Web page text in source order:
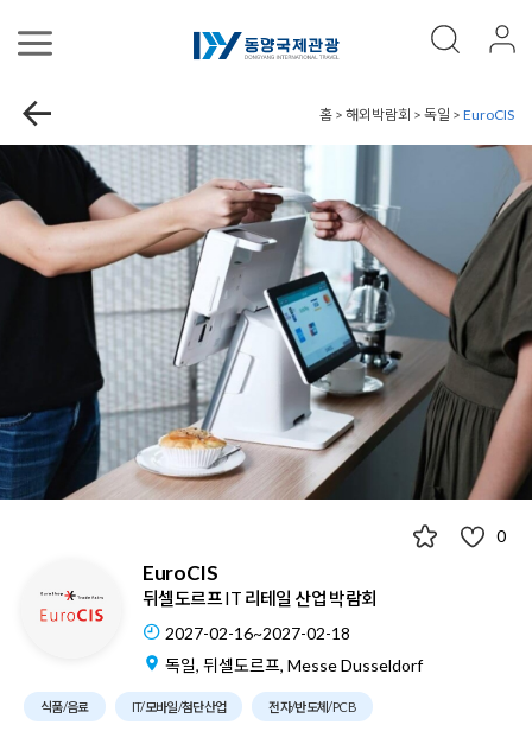
홈 > 해외박람회 > 독일 > EuroCIS
0
EuroCIS
뒤셀도르프 IT 리테일 산업 박람회
2027-02-16~2027-02-18
독일, 뒤셀도르프, Messe Dusseldorf
식품/음료 IT/모바일/첨단산업 전자/반도체/PCB